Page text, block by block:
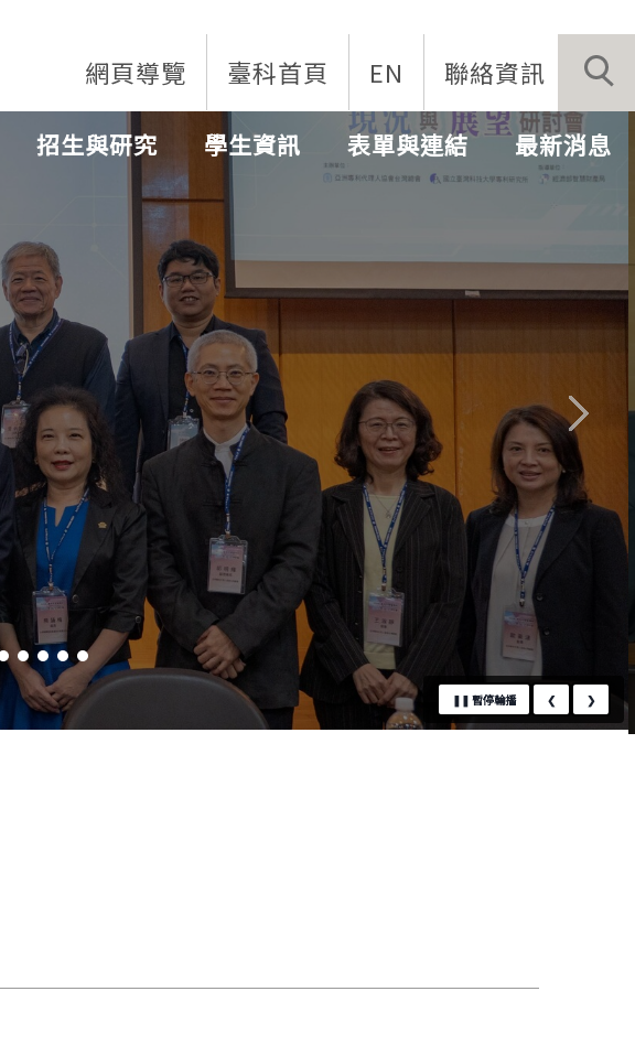
網頁導覽 臺科首頁 EN 聯絡資訊
招生與研究 學生資訊 表單與連結 最新消息
❚❚ 暫停輪播 ❮ ❯